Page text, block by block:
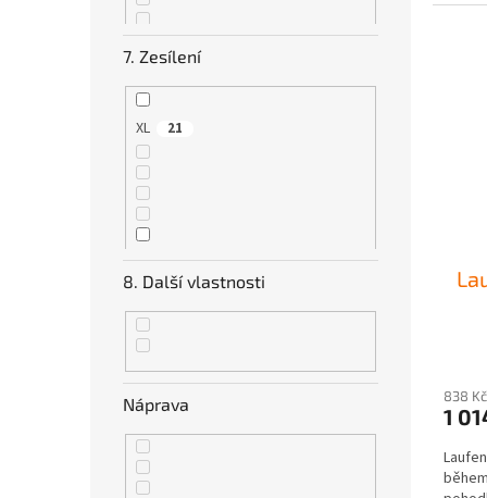
7. Zesílení
XL 21
C 1
8. Další vlastnosti
Náprava 838
1